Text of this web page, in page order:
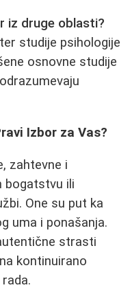
iz druge oblasti?
studije psihologije
osnovne studije
Izbor za Vas?
zahtevne i
bogatstvu ili
One su put ka
uma i ponašanja.
strasti
kontinuirano